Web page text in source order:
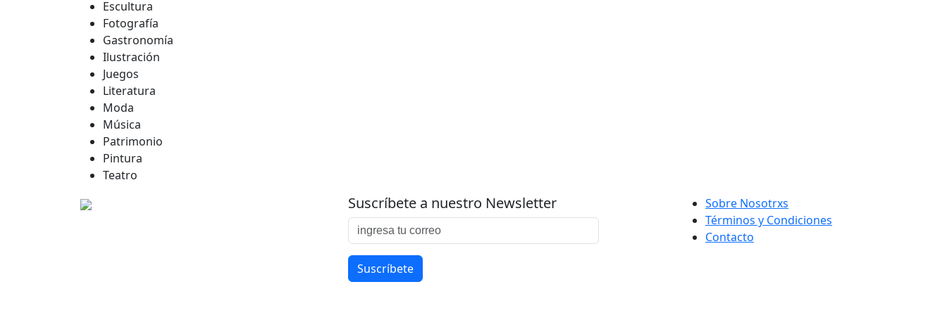
Escultura
Fotografía
Gastronomía
Ilustración
Juegos
Literatura
Moda
Música
Patrimonio
Pintura
Teatro
Suscríbete a nuestro Newsletter
Sobre Nosotrxs
Términos y Condiciones
Contacto